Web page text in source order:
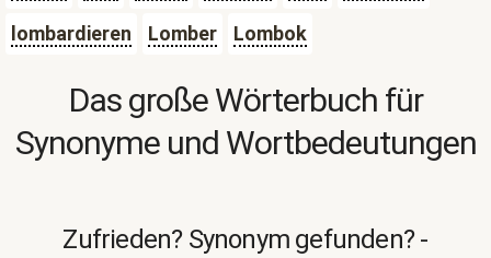
lombardieren
Lomber Lombok
Das große Wörterbuch für
Synonyme und Wortbedeutungen
Zufrieden? Synonym gefunden? -